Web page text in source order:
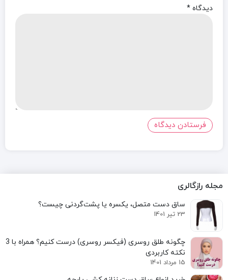
دیدگاه *
مجله رازگالری
ساق دست متصل، یکسره یا پشت‌گردنی چیست؟
23 تیر 1401
نکته کاربردی
15 مرداد 1401